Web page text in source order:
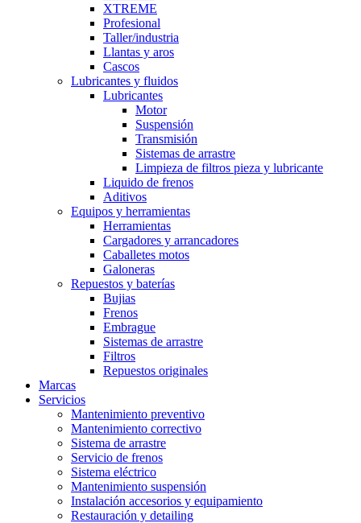
XTREME
Profesional
Taller/industria
Llantas y aros
Cascos
Lubricantes y fluidos
Lubricantes
Motor
Suspensión
Transmisión
Sistemas de arrastre
Limpieza de filtros pieza y lubricante
Liquido de frenos
Aditivos
Equipos y herramientas
Herramientas
Cargadores y arrancadores
Caballetes motos
Galoneras
Repuestos y baterías
Bujias
Frenos
Embrague
Sistemas de arrastre
Filtros
Repuestos originales
Marcas
Servicios
Mantenimiento preventivo
Mantenimiento correctivo
Sistema de arrastre
Servicio de frenos
Sistema eléctrico
Mantenimiento suspensión
Instalación accesorios y equipamiento
Restauración y detailing